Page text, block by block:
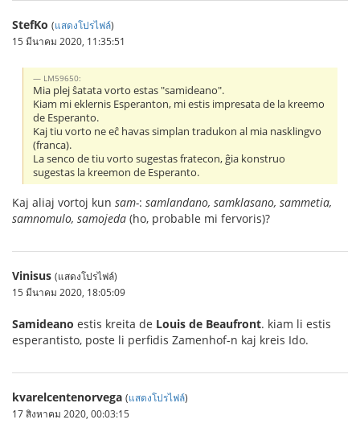
StefKo (แสดงโปรไฟล์)
15 มีนาคม 2020, 11:35:51
LM59650:
Mia plej ŝatata vorto estas "samideano".
Kiam mi eklernis Esperanton, mi estis impresata de la kreemo
de Esperanto.
Kaj tiu vorto ne eĉ havas simplan tradukon al mia nasklingvo
(franca).
La senco de tiu vorto sugestas fratecon, ĝia konstruo
sugestas la kreemon de Esperanto.
Kaj aliaj vortoj kun sam-: samlandano, samklasano, sammetia,
samnomulo, samojeda (ho, probable mi fervoris)?
Vinisus (แสดงโปรไฟล์)
15 มีนาคม 2020, 18:05:09
Samideano estis kreita de Louis de Beaufront. kiam li estis
esperantisto, poste li perfidis Zamenhof-n kaj kreis Ido.
kvarelcentenorvega (แสดงโปรไฟล์)
17 สิงหาคม 2020, 00:03:15